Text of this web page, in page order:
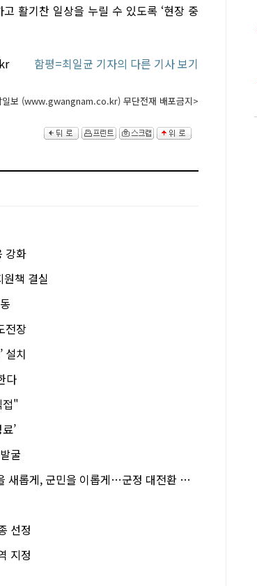
활기찬 일상을 누릴 수 있도록 ‘현장 중
함평=최일균 기자의 다른 기사 보기
보 (www.gwangnam.co.kr) 무단전재 배포금지>
강화
원책 결실
전장
설치
다
접"
’
굴
[민선 9기 포부] 이남오 함평군수 "함평을 새롭게, 군민을 이롭게…군정 대전환 시동"
선정
지정